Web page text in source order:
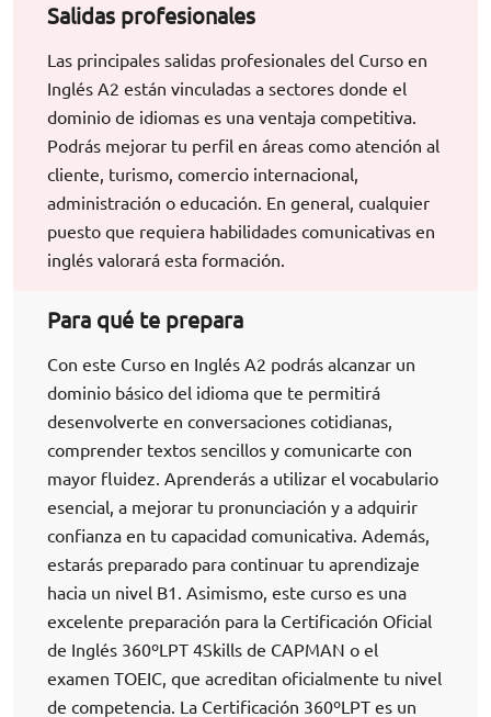
Salidas profesionales
Las principales salidas profesionales del Curso en
Inglés A2 están vinculadas a sectores donde el
dominio de idiomas es una ventaja competitiva.
Podrás mejorar tu perfil en áreas como atención al
cliente, turismo, comercio internacional,
administración o educación. En general, cualquier
puesto que requiera habilidades comunicativas en
inglés valorará esta formación.
Para qué te prepara
Con este Curso en Inglés A2 podrás alcanzar un
dominio básico del idioma que te permitirá
desenvolverte en conversaciones cotidianas,
comprender textos sencillos y comunicarte con
mayor fluidez. Aprenderás a utilizar el vocabulario
esencial, a mejorar tu pronunciación y a adquirir
confianza en tu capacidad comunicativa. Además,
estarás preparado para continuar tu aprendizaje
hacia un nivel B1. Asimismo, este curso es una
excelente preparación para la Certificación Oficial
de Inglés 360ºLPT 4Skills de CAPMAN o el
examen TOEIC, que acreditan oficialmente tu nivel
de competencia. La Certificación 360ºLPT es un